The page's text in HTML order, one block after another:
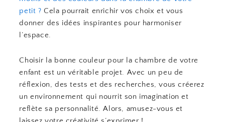
petit ? Cela pourrait enrichir vos choix et vous
donner des idées inspirantes pour harmoniser
l’espace.
Choisir la bonne couleur pour la chambre de votre
enfant est un véritable projet. Avec un peu de
réflexion, des tests et des recherches, vous créerez
un environnement qui nourrit son imagination et
reflète sa personnalité. Alors, amusez-vous et